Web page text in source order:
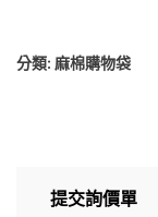
分類: 麻棉購物袋
提交詢價單